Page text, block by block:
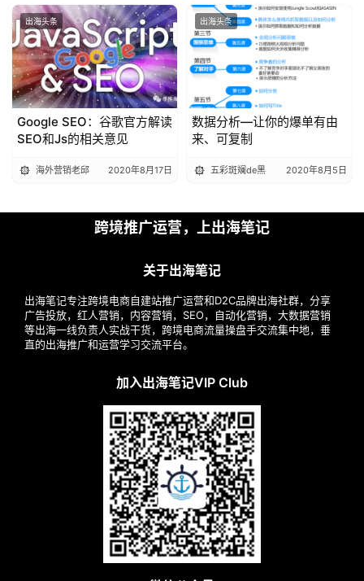
出海头条
Google SEO：谷歌官方解读
SEO和Js的相关意见
海外营销老邱 2020年8月17日
出海头条
数据分析—让你的爆单有由
来、可复制
五彩斑斓de黑 2020年8月5日
跨境推广运营，上出海笔记
关于出海笔记
出海笔记专注跨境电商自建站推广运营和D2C品牌出海社群，分享
广告投放，红人营销，内容营销，SEO，自动化营销，大数据营销
等出海一线负责人实战干货，跨境电商流量操盘手交流集中地，垂
直的出海推广和运营学习交流平台。
加入出海笔记VIP Club